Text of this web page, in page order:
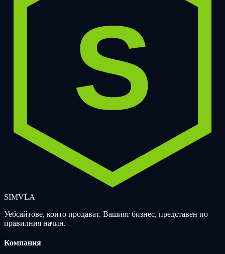
S
SIMVLA
Уебсайтове, които продават. Вашият бизнес, представен по
правилния начин.
Компания